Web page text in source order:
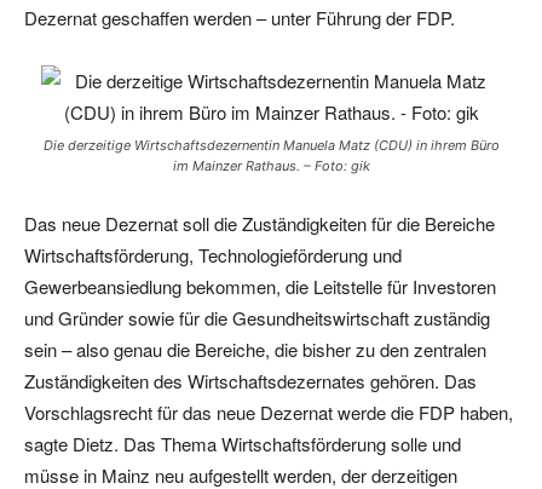
Dezernat geschaffen werden – unter Führung der FDP.
Die derzeitige Wirtschaftsdezernentin Manuela Matz (CDU) in ihrem Büro
im Mainzer Rathaus. – Foto: gik
Das neue Dezernat soll die Zuständigkeiten für die Bereiche
Wirtschaftsförderung, Technologieförderung und
Gewerbeansiedlung bekommen, die Leitstelle für Investoren
und Gründer sowie für die Gesundheitswirtschaft zuständig
sein – also genau die Bereiche, die bisher zu den zentralen
Zuständigkeiten des Wirtschaftsdezernates gehören. Das
Vorschlagsrecht für das neue Dezernat werde die FDP haben,
sagte Dietz. Das Thema Wirtschaftsförderung solle und
müsse in Mainz neu aufgestellt werden, der derzeitigen